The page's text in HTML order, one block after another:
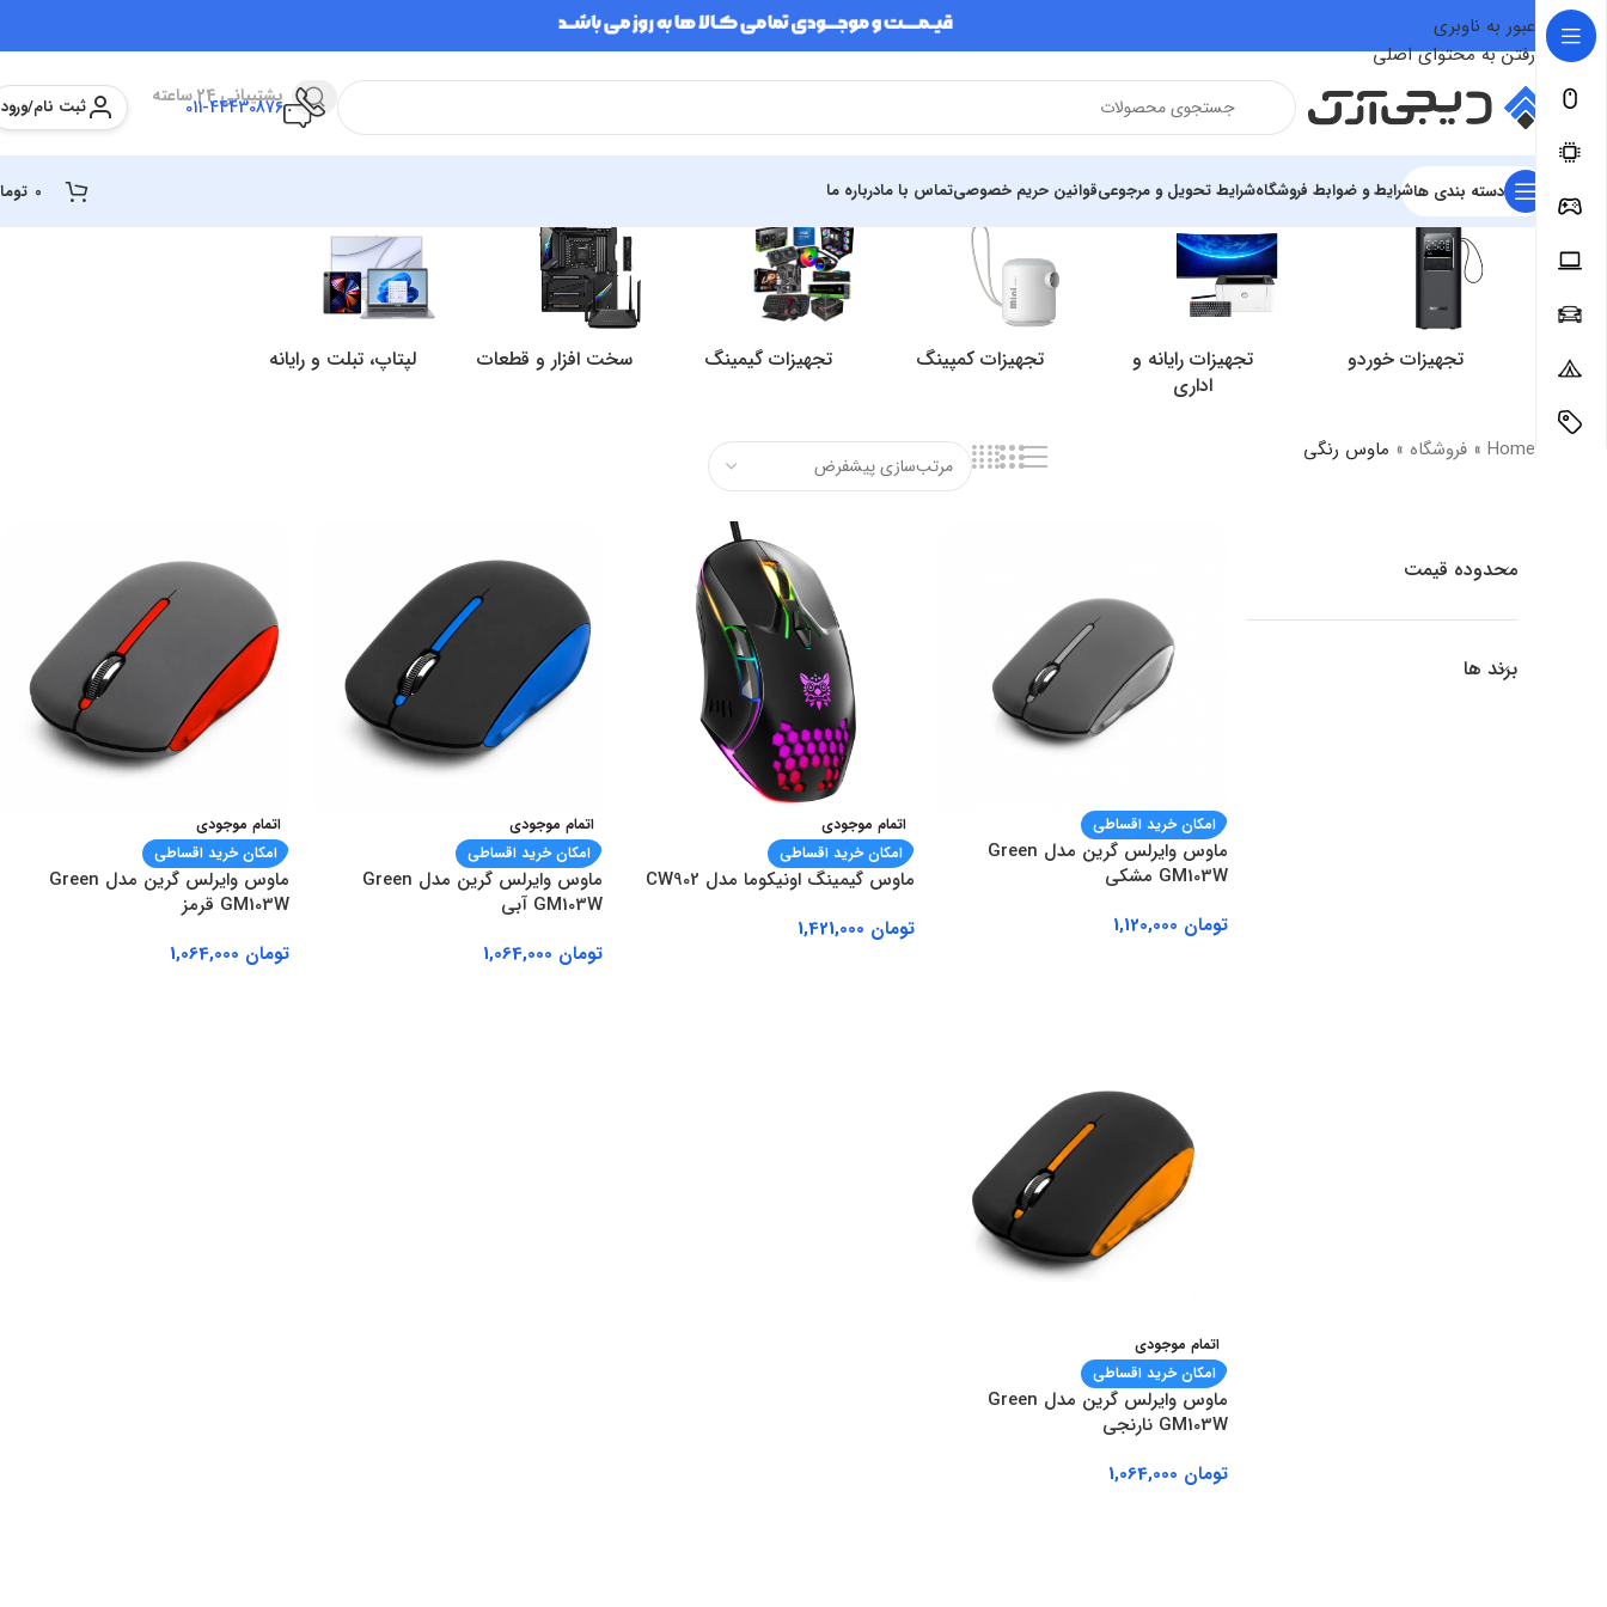
عبور به ناوبری
رفتن به محتوای اصلی
پشتیبانی 24 ساعته
011-44430876 ثبت نام/ورود
دسته بندی هاشرایط و ضوابط فروشگاهشرایط تحویل و مرجوعیقوانین حریم خصوصیتماس با مادرباره ما
تجهیزات خوردو
تجهیزات رایانه و
اداری
تجهیزات کمپینگ تجهیزات گیمینگ سخت افزار و قطعات لپتاپ، تبلت و رایانه
Home
» فروشگاه » ماوس رنگی
محدوده قیمت
برند ها
امکان خرید اقساطی
ماوس وایرلس گرین مدل Green
GM103W مشکی
تومان
اتمام موجودی
امکان خرید اقساطی
ماوس گیمینگ اونیکوما مدل CW902
تومان
اتمام موجودی
امکان خرید اقساطی
ماوس وایرلس گرین مدل Green
GM103W آبی
تومان
اتمام موجودی
امکان خرید اقساطی
ماوس وایرلس گرین مدل Green
GM103W قرمز
تومان
اتمام موجودی
امکان خرید اقساطی
ماوس وایرلس گرین مدل Green
GM103W نارنجی
تومان